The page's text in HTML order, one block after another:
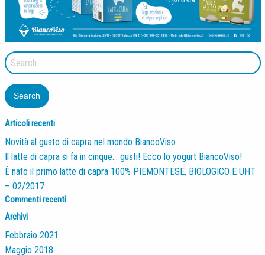
Search
for:
Articoli recenti
Novità al gusto di capra nel mondo BiancoViso
Il latte di capra si fa in cinque… gusti! Ecco lo yogurt BiancoViso!
È nato il primo latte di capra 100% PIEMONTESE, BIOLOGICO E UHT
– 02/2017
Commenti recenti
Archivi
Febbraio 2021
Maggio 2018